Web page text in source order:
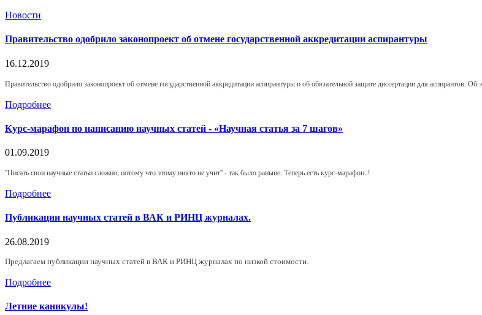
Новости
Правительство одобрило законопроект об отмене государственной аккредитации аспирантуры
16.12.2019
Правительство одобрило законопроект об отмене государственной аккредитации аспирантуры и об обязательной защите диссертации для аспирантов.
Подробнее
Курс-марафон по написанию научных статей - «Научная статья за 7 шагов»
01.09.2019
"Писать свои научные статьи сложно, потому что этому никто не учит" - так было раньше. Теперь есть курс-марафон..!
Подробнее
Публикации научных статей в ВАК и РИНЦ журналах.
26.08.2019
Предлагаем публикации научных статей в ВАК и РИНЦ журналах по низкой стоимости.
Подробнее
Летние каникулы!